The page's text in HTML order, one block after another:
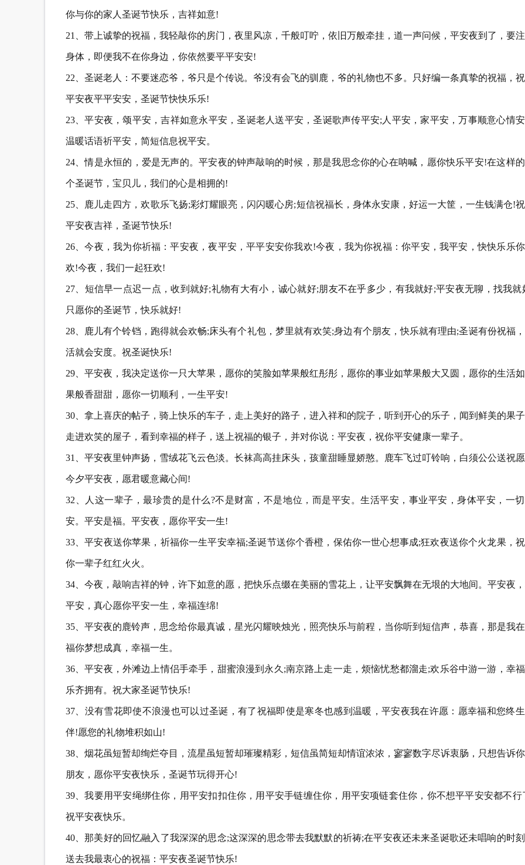
你与你的家人圣诞节快乐，吉祥如意!
21、带上诚挚的祝福，我轻敲你的房门，夜里风凉，千般叮咛，依旧万般牵挂，道一声问候，平安夜到了，要
身体，即便我不在你身边，你依然要平平安安!
22、圣诞老人：不要迷恋爷，爷只是个传说。爷没有会飞的驯鹿，爷的礼物也不多。只好编一条真挚的祝福，
平安夜平平安安，圣诞节快快乐乐!
23、平安夜，颂平安，吉祥如意永平安，圣诞老人送平安，圣诞歌声传平安;人平安，家平安，万事顺意心情安
温暖话语祈平安，简短信息祝平安。
24、情是永恒的，爱是无声的。平安夜的钟声敲响的时候，那是我思念你的心在呐喊，愿你快乐平安!在这样
个圣诞节，宝贝儿，我们的心是相拥的!
25、鹿儿走四方，欢歌乐飞扬;彩灯耀眼亮，闪闪暖心房;短信祝福长，身体永安康，好运一大筐，一生钱满仓!
平安夜吉祥，圣诞节快乐!
26、今夜，我为你祈福：平安夜，夜平安，平平安安你我欢!今夜，我为你祝福：你平安，我平安，快快乐乐
欢!今夜，我们一起狂欢!
27、短信早一点迟一点，收到就好;礼物有大有小，诚心就好;朋友不在乎多少，有我就好;平安夜无聊，找我就
只愿你的圣诞节，快乐就好!
28、鹿儿有个铃铛，跑得就会欢畅;床头有个礼包，梦里就有欢笑;身边有个朋友，快乐就有理由;圣诞有份祝福
活就会安度。祝圣诞快乐!
29、平安夜，我决定送你一只大苹果，愿你的笑脸如苹果般红彤彤，愿你的事业如苹果般大又圆，愿你的生活
果般香甜甜，愿你一切顺利，一生平安!
30、拿上喜庆的帖子，骑上快乐的车子，走上美好的路子，进入祥和的院子，听到开心的乐子，闻到鲜美的果子
走进欢笑的屋子，看到幸福的样子，送上祝福的银子，并对你说：平安夜，祝你平安健康一辈子。
31、平安夜里钟声扬，雪绒花飞云色淡。长袜高高挂床头，孩童甜睡显娇憨。鹿车飞过叮铃响，白须公公送祝愿
今夕平安夜，愿君暖意藏心间!
32、人这一辈子，最珍贵的是什么?不是财富，不是地位，而是平安。生活平安，事业平安，身体平安，一
安。平安是福。平安夜，愿你平安一生!
33、平安夜送你苹果，祈福你一生平安幸福;圣诞节送你个香橙，保佑你一世心想事成;狂欢夜送你个火龙果，
你一辈子红红火火。
34、今夜，敲响吉祥的钟，许下如意的愿，把快乐点缀在美丽的雪花上，让平安飘舞在无垠的大地间。平安夜
平安，真心愿你平安一生，幸福连绵!
35、平安夜的鹿铃声，思念给你最真诚，星光闪耀映烛光，照亮快乐与前程，当你听到短信声，恭喜，那是我
福你梦想成真，幸福一生。
36、平安夜，外滩边上情侣手牵手，甜蜜浪漫到永久;南京路上走一走，烦恼忧愁都溜走;欢乐谷中游一游，幸
乐齐拥有。祝大家圣诞节快乐!
37、没有雪花即使不浪漫也可以过圣诞，有了祝福即使是寒冬也感到温暖，平安夜我在许愿：愿幸福和您终
伴!愿您的礼物堆积如山!
38、烟花虽短暂却绚烂夺目，流星虽短暂却璀璨精彩，短信虽简短却情谊浓浓，寥寥数字尽诉衷肠，只想告诉你
朋友，愿你平安夜快乐，圣诞节玩得开心!
39、我要用平安绳绑住你，用平安扣扣住你，用平安手链缠住你，用平安项链套住你，你不想平平安安都不行
祝平安夜快乐。
40、那美好的回忆融入了我深深的思念;这深深的思念带去我默默的祈祷;在平安夜还未来圣诞歌还未唱响的时刻
送去我最衷心的祝福：平安夜圣诞节快乐!